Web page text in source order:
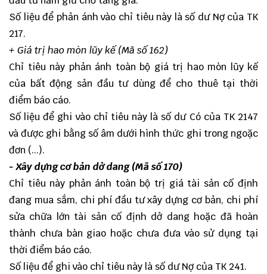
Số liệu để phản ánh vào chỉ tiêu này là số dư Nợ của TK
217.
+ Giá trị hao mòn lũy kế (Mã số 162)
Chỉ tiêu này phản ánh toàn bộ giá trị hao mòn lũy kế
của bất động sản đầu tư dùng để cho thuê tại thời
điểm báo cáo.
Số liệu để ghi vào chỉ tiêu này là số dư Có của TK 2147
và được ghi bằng số âm dưới hình thức ghi trong ngoặc
đơn (...).
- Xây dựng cơ bản dở dang (Mã số 170)
Chỉ tiêu này phản ánh toàn bộ trị giá tài sản cố định
đang mua sắm, chi phí đầu tư xây dựng cơ bản, chi phí
sửa chữa lớn tài sản cố định dở dang hoặc đã hoàn
thành chưa bàn giao hoặc chưa đưa vào sử dụng tại
thời điểm báo cáo.
Số liệu để ghi vào chỉ tiêu này là số dư Nợ của TK 241.